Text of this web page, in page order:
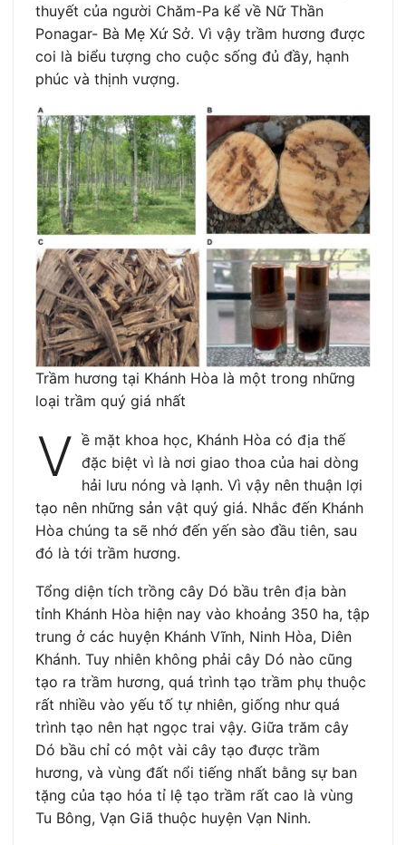
thuyết của người Chăm-Pa kể về Nữ Thần
Ponagar- Bà Mẹ Xứ Sở. Vì vậy trầm hương được
coi là biểu tượng cho cuộc sống đủ đầy, hạnh
phúc và thịnh vượng.
Trầm hương tại Khánh Hòa là một trong những
loại trầm quý giá nhất
V ề mặt khoa học, Khánh Hòa có địa thế
đặc biệt vì là nơi giao thoa của hai dòng
hải lưu nóng và lạnh. Vì vậy nên thuận lợi
tạo nên những sản vật quý giá. Nhắc đến Khánh
Hòa chúng ta sẽ nhớ đến yến sào đầu tiên, sau
đó là tới trầm hương.
Tổng diện tích trồng cây Dó bầu trên địa bàn
tỉnh Khánh Hòa hiện nay vào khoảng 350 ha, tập
trung ở các huyện Khánh Vĩnh, Ninh Hòa, Diên
Khánh. Tuy nhiên không phải cây Dó nào cũng
tạo ra trầm hương, quá trình tạo trầm phụ thuộc
rất nhiều vào yếu tố tự nhiên, giống như quá
trình tạo nên hạt ngọc trai vậy. Giữa trăm cây
Dó bầu chỉ có một vài cây tạo được trầm
hương, và vùng đất nổi tiếng nhất bằng sự ban
tặng của tạo hóa tỉ lệ tạo trầm rất cao là vùng
Tu Bông, Vạn Giã thuộc huyện Vạn Ninh.